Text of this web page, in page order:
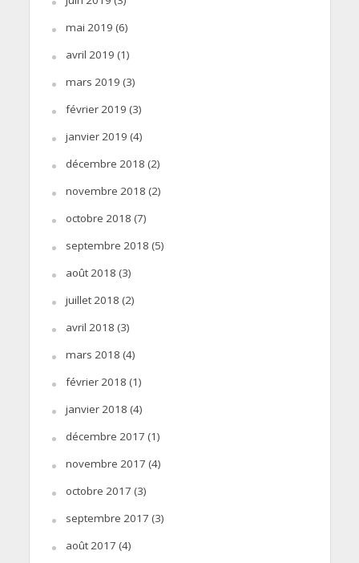
mai 2019 (6)
avril 2019 (1)
mars 2019 (3)
février 2019 (3)
janvier 2019 (4)
décembre 2018 (2)
novembre 2018 (2)
octobre 2018 (7)
septembre 2018 (5)
août 2018 (3)
juillet 2018 (2)
avril 2018 (3)
mars 2018 (4)
février 2018 (1)
janvier 2018 (4)
décembre 2017 (1)
novembre 2017 (4)
octobre 2017 (3)
septembre 2017 (3)
août 2017 (4)